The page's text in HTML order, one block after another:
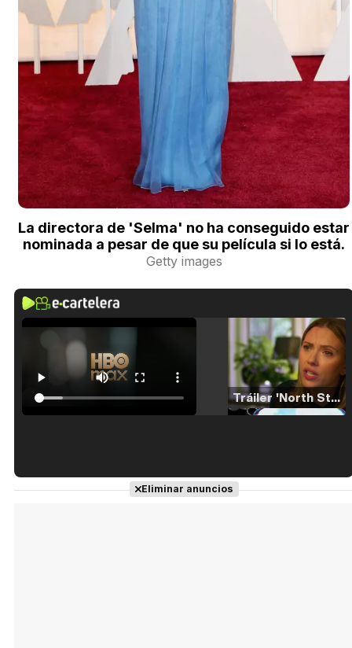
La directora de 'Selma' no ha conseguido estar
nominada a pesar de que su película si lo está.
Getty images
Tráiler 'North Star' (2023)
Tráiler en español de 'La isla olvidada'
Eliminar anuncios